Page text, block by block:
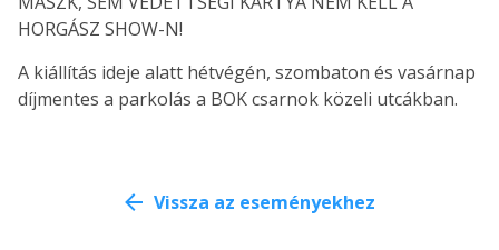
HORGÁSZ SHOW-N!
A kiállítás ideje alatt hétvégén, szombaton és vasárnap
díjmentes a parkolás a BOK csarnok közeli utcákban.
Vissza az eseményekhez